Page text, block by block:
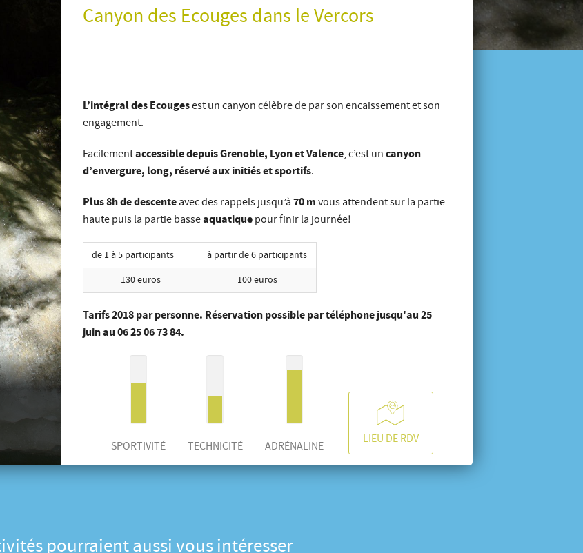
Canyon des Ecouges dans le Vercors
L’intégral des Ecougesest un canyon célèbre de par son encaissement et son
engagement.
Facilementaccessible depuis Grenoble, Lyon et Valence, c’est un canyon
d’envergure, long, réservé aux initiés et sportifs.
Plus 8h de descenteavec des rappels jusqu’à 70 m vous attendent sur la partie
haute puis la partie basseaquatiquepour finir la journée!
de 1 à 5 participants
à partir de 6 participants
130 euros
100 euros
Tarifs 2018 par personne. Réservation possible par téléphone jusqu'au 25
juin au 06 25 06 73 84.
SPORTIVITÉ TECHNICITÉ ADRÉNALINE
LIEU DE RDV
pourraient aussi vous intéresser